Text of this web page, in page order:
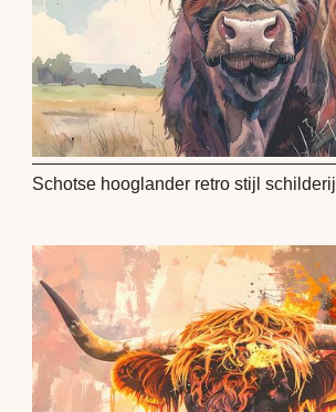
Schotse hooglander retro stijl schilderij